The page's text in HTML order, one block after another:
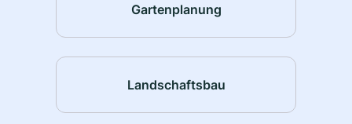
Gartenplanung
Landschaftsbau